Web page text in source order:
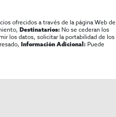
ofrecidos a través de la página Web de
Destinatarios: No se cederan los
los datos, solicitar la portabilidad de los
Información Adicional: Puede